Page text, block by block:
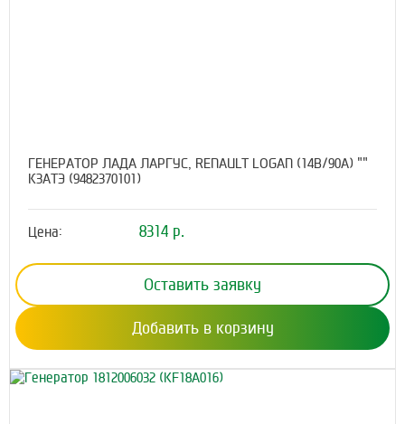
ГЕНЕРАТОР ЛАДА ЛАРГУС, RENAULT LOGAN (14В/90А) ""
КЗАТЭ (9482370101)
Цена: 8314 р.
Оставить заявку
Добавить в корзину